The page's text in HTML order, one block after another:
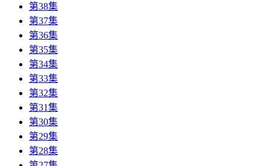
第38集
第37集
第36集
第35集
第34集
第33集
第32集
第31集
第30集
第29集
第28集